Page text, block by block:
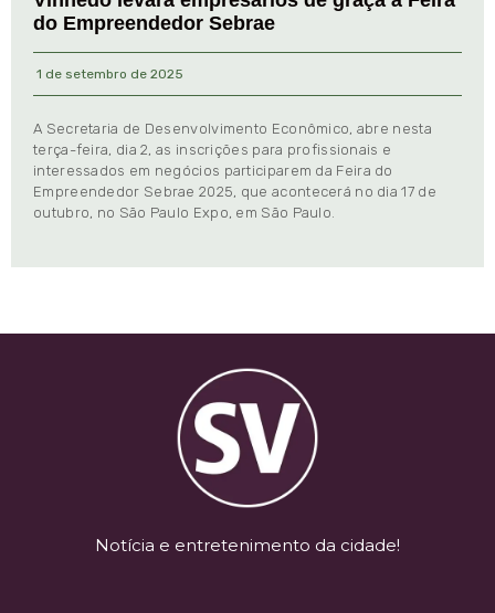
do Empreendedor Sebrae
1 de setembro de 2025
A Secretaria de Desenvolvimento Econômico, abre nesta
terça-feira, dia 2, as inscrições para profissionais e
interessados em negócios participarem da Feira do
Empreendedor Sebrae 2025, que acontecerá no dia 17 de
outubro, no São Paulo Expo, em São Paulo.
Notícia e entretenimento da cidade!